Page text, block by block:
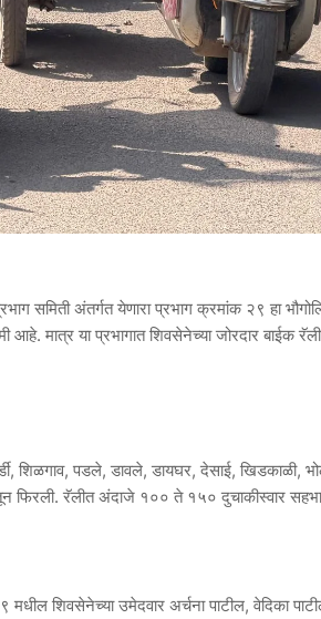
समिती अंतर्गत येणारा प्रभाग क्रमांक २९ हा
मात्र या प्रभागात शिवसेनेच्या जोरदार बाईक
शिळगाव, पडले, डावले, डायघर, देसाई, खिडकाळी,
फिरली. रॅलीत अंदाजे १०० ते १५० दुचाकीस्वार
शिवसेनेच्या उमेदवार अर्चना पाटील, वेदिका